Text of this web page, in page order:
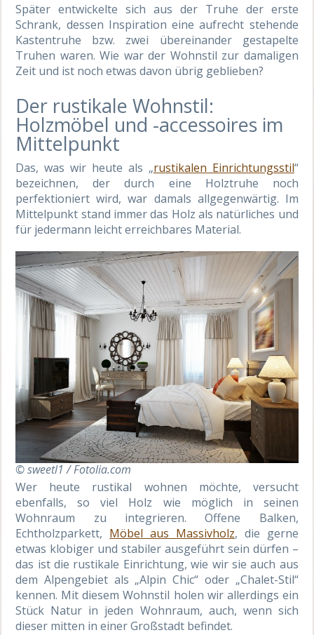
Später entwickelte sich aus der Truhe der erste
Schrank, dessen Inspiration eine aufrecht stehende
Kastentruhe bzw. zwei übereinander gestapelte
Truhen waren. Wie war der Wohnstil zur damaligen
Zeit und ist noch etwas davon übrig geblieben?
Der rustikale Wohnstil:
Holzmöbel und -accessoires im
Mittelpunkt
Das, was wir heute als „rustikalen Einrichtungsstil“
bezeichnen, der durch eine Holztruhe noch
perfektioniert wird, war damals allgegenwärtig. Im
Mittelpunkt stand immer das Holz als natürliches und
für jedermann leicht erreichbares Material.
© sweetl1 / Fotolia.com
Wer heute rustikal wohnen möchte, versucht
ebenfalls, so viel Holz wie möglich in seinen
Wohnraum zu integrieren. Offene Balken,
Echtholzparkett, Möbel aus Massivholz, die gerne
etwas klobiger und stabiler ausgeführt sein dürfen –
das ist die rustikale Einrichtung, wie wir sie auch aus
dem Alpengebiet als „Alpin Chic“ oder „Chalet-Stil“
kennen. Mit diesem Wohnstil holen wir allerdings ein
Stück Natur in jeden Wohnraum, auch, wenn sich
dieser mitten in einer Großstadt befindet.